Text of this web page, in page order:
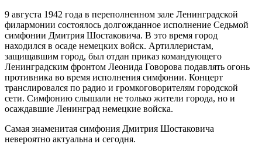
9 августа 1942 года в переполненном зале Ленинградской
филармонии состоялось долгожданное исполнение Седьмой
симфонии Дмитрия Шостаковича. В это время город
находился в осаде немецких войск. Артиллеристам,
защищавшим город, был отдан приказ командующего
Ленинградским фронтом Леонида Говорова подавлять огонь
противника во время исполнения симфонии. Концерт
транслировался по радио и громкоговорителям городской
сети. Симфонию слышали не только жители города, но и
осаждавшие Ленинград немецкие войска.
Самая знаменитая симфония Дмитрия Шостаковича
невероятно актуальна и сегодня.